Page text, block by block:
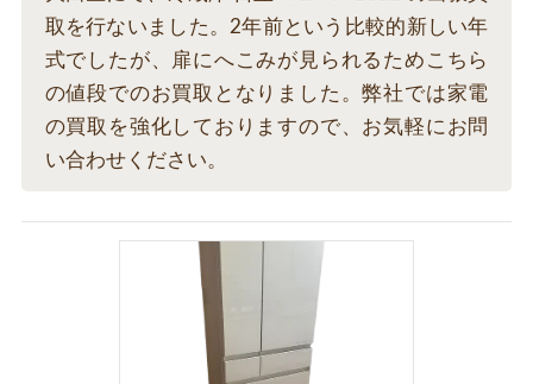
取を行ないました。2年前という比較的新しい年
式でしたが、扉にへこみが見られるためこちら
の値段でのお買取となりました。弊社では家電
の買取を強化しておりますので、お気軽にお問
い合わせください。